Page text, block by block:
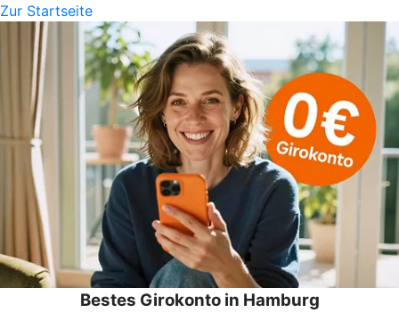
Zur Startseite
Bestes Girokonto in Hamburg